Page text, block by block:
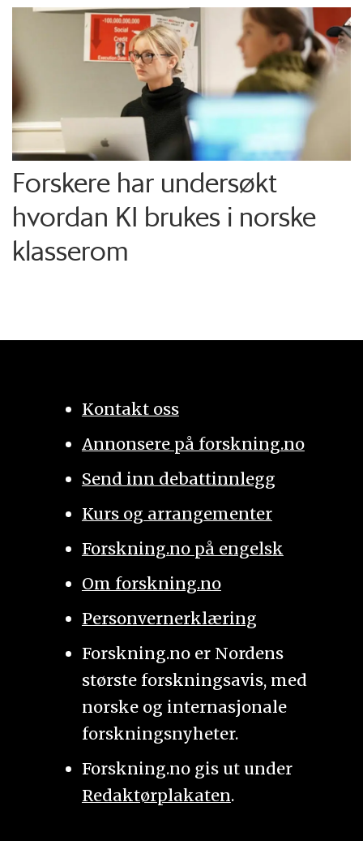
Forskere har undersøkt
hvordan KI brukes i norske
klasserom
Kontakt oss
Annonsere på forskning.no
Send inn debattinnlegg
Kurs og arrangementer
Forskning.no på engelsk
Om forskning.no
Personvernerklæring
Forskning.no er Nordens
største forskningsavis, med
norske og internasjonale
forskningsnyheter.
Forskning.no gis ut under
Redaktørplakaten.